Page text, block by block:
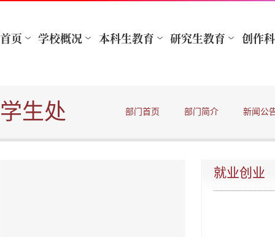
学生处 部门首页 部门简介 新闻公
就业创业